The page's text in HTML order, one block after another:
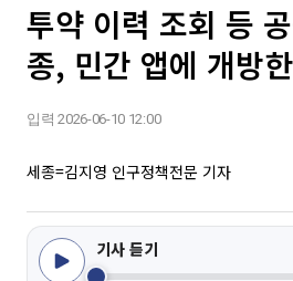
투약 이력 조회 등
종, 민간 앱에 개방
입력 2026-06-10 12:00
세종=김지영 인구정책전문 기자
기사 듣기